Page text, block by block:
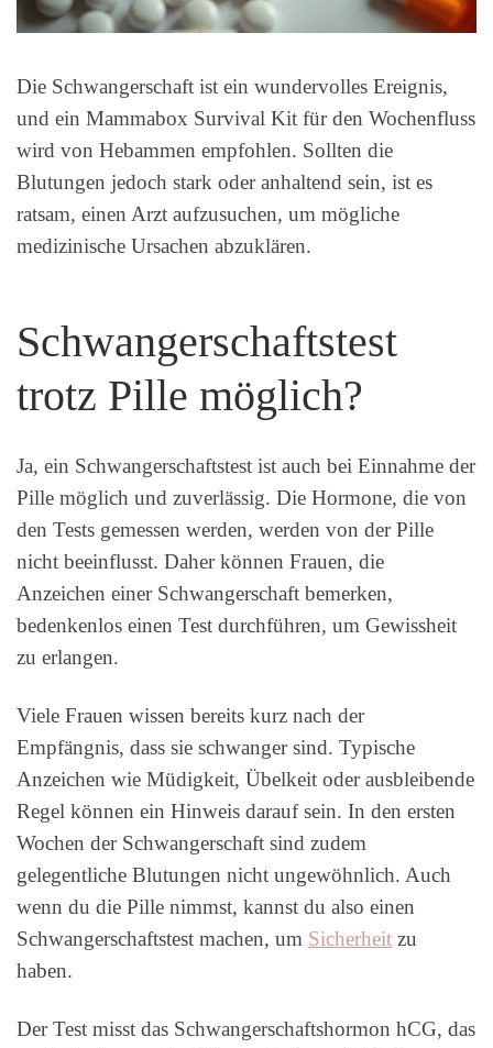
Die Schwangerschaft ist ein wundervolles Ereignis,
und ein Mammabox Survival Kit für den Wochenfluss
wird von Hebammen empfohlen. Sollten die
Blutungen jedoch stark oder anhaltend sein, ist es
ratsam, einen Arzt aufzusuchen, um mögliche
medizinische Ursachen abzuklären.
Schwangerschaftstest
trotz Pille möglich?
Ja, ein Schwangerschaftstest ist auch bei Einnahme der
Pille möglich und zuverlässig. Die Hormone, die von
den Tests gemessen werden, werden von der Pille
nicht beeinflusst. Daher können Frauen, die
Anzeichen einer Schwangerschaft bemerken,
bedenkenlos einen Test durchführen, um Gewissheit
zu erlangen.
Viele Frauen wissen bereits kurz nach der
Empfängnis, dass sie schwanger sind. Typische
Anzeichen wie Müdigkeit, Übelkeit oder ausbleibende
Regel können ein Hinweis darauf sein. In den ersten
Wochen der Schwangerschaft sind zudem
gelegentliche Blutungen nicht ungewöhnlich. Auch
wenn du die Pille nimmst, kannst du also einen
Schwangerschaftstest machen, um Sicherheit zu
haben.
Der Test misst das Schwangerschaftshormon hCG, das